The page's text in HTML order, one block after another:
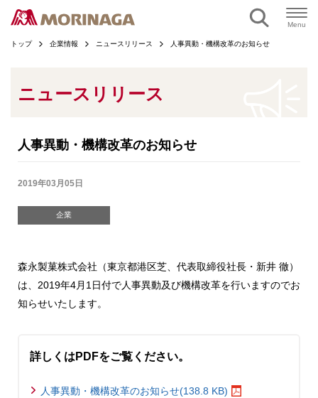
Menu
トップ 企業情報 ニュースリリース 人事異動・機構改革のお知らせ
ニュースリリース
人事異動・機構改革のお知らせ
2019年03月05日
企業
森永製菓株式会社（東京都港区芝、代表取締役社長・新井 徹）
は、2019年4月1日付で人事異動及び機構改革を行いますのでお
知らせいたします。
詳しくはPDFをご覧ください。
人事異動・機構改革のお知らせ(138.8 KB)